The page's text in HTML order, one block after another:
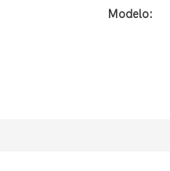
Modelo: